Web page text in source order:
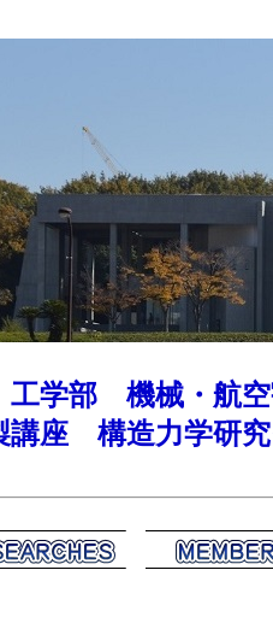
学部 機械・航
講座 構造力学研